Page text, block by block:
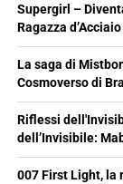
Supergirl –
Ragazza d’Acciaio
La saga di
Cosmoverso di
Riflessi
dell’Invisibile:
007 First Light, la